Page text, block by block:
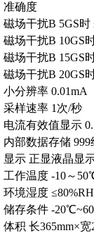
准确度
磁场干扰B 5GS时
磁场干扰B 10GS
磁场干扰B 15GS
磁场干扰B 20GS
小分辨率 0.01mA
采样速率 1次/秒
电流有效值显示
内部数据存储 999
显示 正显液晶显
工作温度 -10～
环境湿度
储存条件 -
体积 长365mm×宽